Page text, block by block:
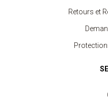
Retours et